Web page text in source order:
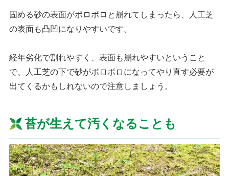
固める砂の表面がポロポロと崩れてしまったら、人工芝
の表面も凸凹になりやすいです。
経年劣化で割れやすく、表面も崩れやすいということ
で、人工芝の下で砂がボロボロになってやり直す必要が
出てくるかもしれないので注意しましょう。
苔が生えて汚くなることも